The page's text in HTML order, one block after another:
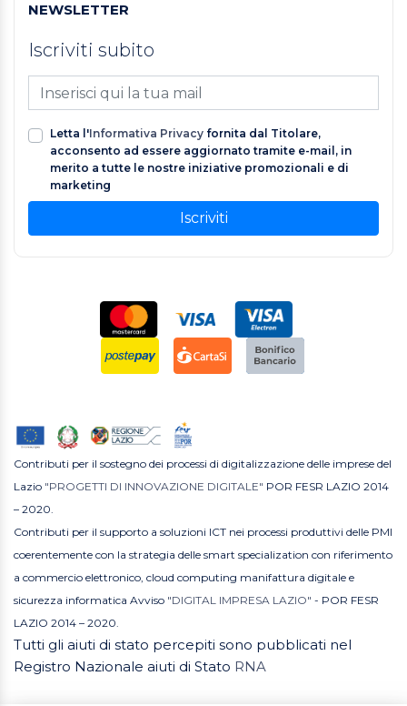
NEWSLETTER
Iscriviti subito
Letta l'Informativa Privacy fornita dal Titolare,
acconsento ad essere aggiornato tramite e-mail, in
merito a tutte le nostre iniziative promozionali e di
marketing
Iscriviti
Contributi per il sostegno dei processi di digitalizzazione delle imprese del
Lazio "PROGETTI DI INNOVAZIONE DIGITALE" POR FESR LAZIO 2014
– 2020.
Contributi per il supporto a soluzioni ICT nei processi produttivi delle PMI
coerentemente con la strategia delle smart specialization con riferimento
a commercio elettronico, cloud computing manifattura digitale e
sicurezza informatica Avviso "DIGITAL IMPRESA LAZIO" - POR FESR
LAZIO 2014 – 2020.
Tutti gli aiuti di stato percepiti sono pubblicati nel
Registro Nazionale aiuti di Stato RNA